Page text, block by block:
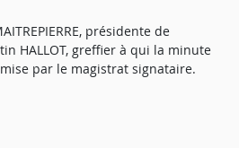
présidente de
HALLOT, greffier à qui la minute
par le magistrat signataire.